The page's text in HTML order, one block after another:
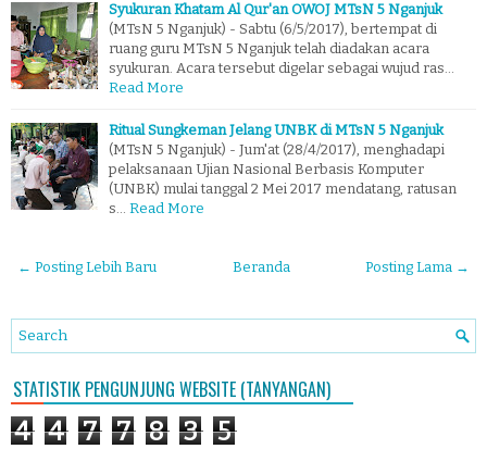
Syukuran Khatam Al Qur'an OWOJ MTsN 5 Nganjuk
(MTsN 5 Nganjuk) - Sabtu (6/5/2017), bertempat di
ruang guru MTsN 5 Nganjuk telah diadakan acara
syukuran. Acara tersebut digelar sebagai wujud ras…
Read More
Ritual Sungkeman Jelang UNBK di MTsN 5 Nganjuk
(MTsN 5 Nganjuk) - Jum'at (28/4/2017), menghadapi
pelaksanaan Ujian Nasional Berbasis Komputer
(UNBK) mulai tanggal 2 Mei 2017 mendatang, ratusan
s… Read More
← Posting Lebih Baru Posting Lama →
Beranda
STATISTIK PENGUNJUNG WEBSITE (TANYANGAN)
4 4 7 7 8 3 5